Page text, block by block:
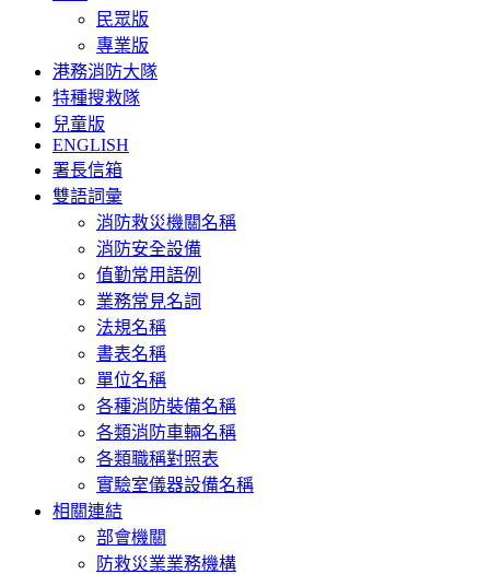
民眾版
專業版
港務消防大隊
特種搜救隊
兒童版
ENGLISH
署長信箱
雙語詞彙
消防救災機關名稱
消防安全設備
值勤常用語例
業務常見名詞
法規名稱
書表名稱
單位名稱
各種消防裝備名稱
各類消防車輛名稱
各類職稱對照表
實驗室儀器設備名稱
相關連結
部會機關
防救災業業務機構